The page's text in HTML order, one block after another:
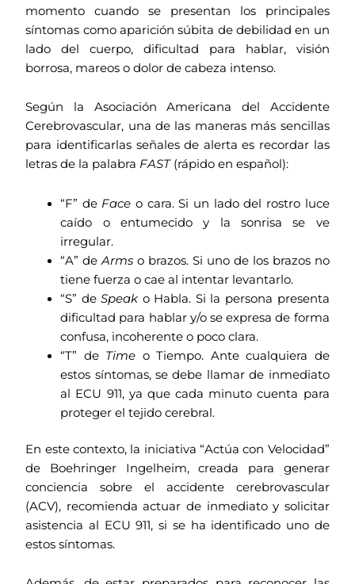
momento cuando se presentan los principales
síntomas como aparición súbita de debilidad en un
lado del cuerpo, dificultad para hablar, visión
borrosa, mareos o dolor de cabeza intenso.
Según la Asociación Americana del Accidente
Cerebrovascular, una de las maneras más sencillas
para identificarlas señales de alerta es recordar las
letras de la palabra FAST (rápido en español):
“F” de Face o cara. Si un lado del rostro luce
caído o entumecido y la sonrisa se ve
irregular.
“A” deArms o brazos. Si uno de los brazos no
tiene fuerza o cae al intentar levantarlo.
“S” deSpeak o Habla. Si la persona presenta
dificultad para hablar y/o se expresa de forma
confusa, incoherente o poco clara.
“T” de Time o Tiempo. Ante cualquiera de
estos síntomas, se debe llamar de inmediato
al ECU 911, ya que cada minuto cuenta para
proteger el tejido cerebral.
En este contexto, la iniciativa “Actúa con Velocidad”
de Boehringer Ingelheim, creada para generar
conciencia sobre el accidente cerebrovascular
(ACV), recomienda actuar de inmediato y solicitar
asistencia al ECU 911, si se ha identificado uno de
estos síntomas.